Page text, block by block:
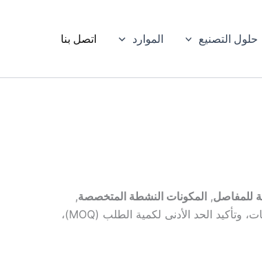
حلول التصنيع الموارد اتصل بنا
للمفاصل, المكونات النشطة المتخصصة,
, ، ومراجعة شهادات المطابقة (COA)، والتأكد من مطابقة المواصفات، وطلبات العينات، وتأكيد الحد الأدنى لكمية الطلب (MOQ)،